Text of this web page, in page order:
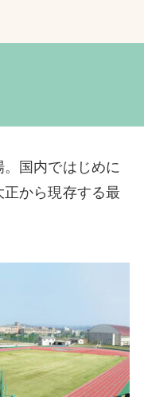
国内ではじめに
から現存する最